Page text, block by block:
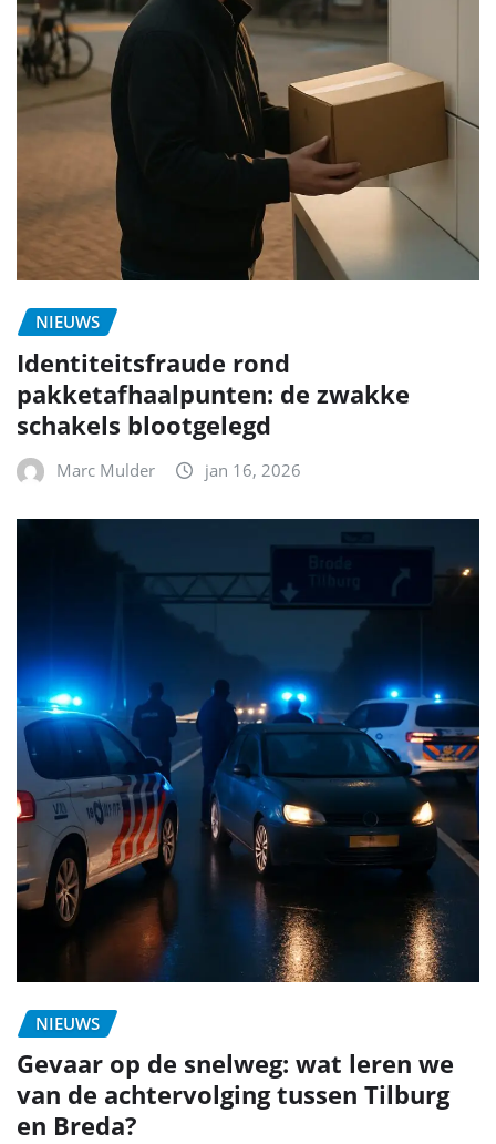
NIEUWS
Identiteitsfraude rond
pakketafhaalpunten: de zwakke
schakels blootgelegd
Marc Mulder jan 16, 2026
NIEUWS
Gevaar op de snelweg: wat leren we
van de achtervolging tussen Tilburg
en Breda?